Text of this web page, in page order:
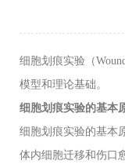
细胞划痕实验（
模型和理论基础。
细胞划痕实验的基本
细胞划痕实验的基本
体内细胞迁移和伤口